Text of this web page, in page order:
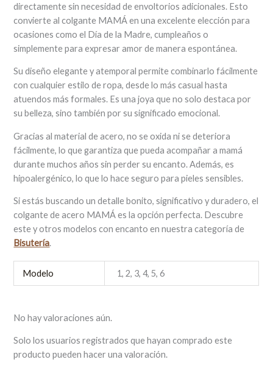
directamente sin necesidad de envoltorios adicionales. Esto
convierte al colgante MAMÁ en una excelente elección para
ocasiones como el Día de la Madre, cumpleaños o
simplemente para expresar amor de manera espontánea.
Su diseño elegante y atemporal permite combinarlo fácilmente
con cualquier estilo de ropa, desde lo más casual hasta
atuendos más formales. Es una joya que no solo destaca por
su belleza, sino también por su significado emocional.
Gracias al material de acero, no se oxida ni se deteriora
fácilmente, lo que garantiza que pueda acompañar a mamá
durante muchos años sin perder su encanto. Además, es
hipoalergénico, lo que lo hace seguro para pieles sensibles.
Si estás buscando un detalle bonito, significativo y duradero, el
colgante de acero MAMÁ es la opción perfecta. Descubre
este y otros modelos con encanto en nuestra categoría de
Bisutería.
Modelo 1, 2, 3, 4, 5, 6
No hay valoraciones aún.
Solo los usuarios registrados que hayan comprado este
producto pueden hacer una valoración.